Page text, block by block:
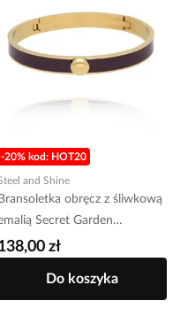
-20% kod: HOT20
and Shine
Bransoletka obręcz z śliwkową
Secret Garden
zł
Do koszyka